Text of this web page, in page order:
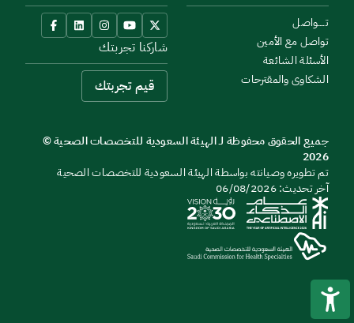
تــــواصل
تواصل مع الأمين
الأسئلة الشائعة
الشكاوى والمقترحات
شاركنا تجربتك
قيم تجربتك
جميع الحقوق محفوظة لـ الهيئة السعودية للتخصصات الصحية ©
2026
تم تطويره وصيانته بواسطة الهيئة السعودية للتخصصات الصحية
آخر تحديث: 06/08/2026